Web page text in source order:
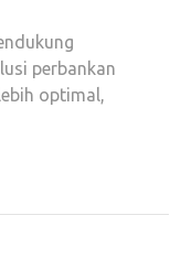
perbankan
optimal,